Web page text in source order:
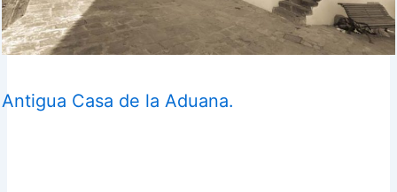
Antigua Casa de la Aduana.